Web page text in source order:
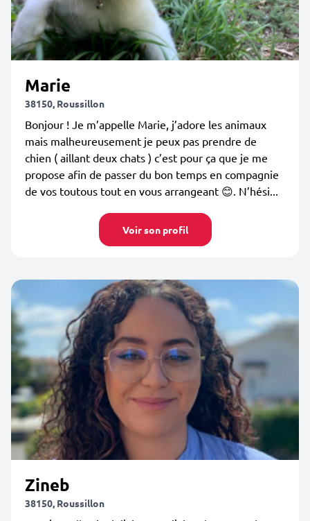
Marie
38150, Roussillon
Bonjour ! Je m’appelle Marie, j’adore les animaux
mais malheureusement je peux pas prendre de
chien ( aillant deux chats ) c’est pour ça que je me
propose afin de passer du bon temps en compagnie
de vos toutous tout en vous arrangeant 😊. N’hési...
Voir son profil
Zineb
38150, Roussillon